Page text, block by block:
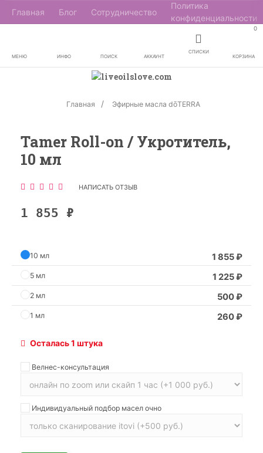
Главная Блог Сотрудничество
Политика
конфиденциальности
МЕНЮ ИНФО ПОИСК АККАУНТ
СПИСКИ
0
КОРЗИНА
Главная Эфирные масла dōTERRA
Tamer Roll-on / Укротитель,
10 мл
НАПИСАТЬ ОТЗЫВ
1 855 ₽
1 855₽
10 мл
1 225₽
5 мл
500₽
2 мл
260₽
1 мл
Осталась 1 штука
Велнес-консультация
Индивидуальный подбор масел очно